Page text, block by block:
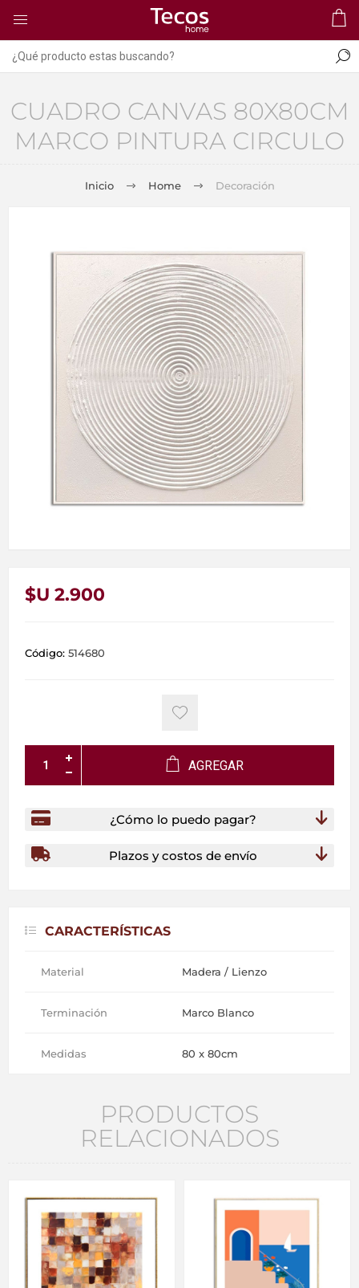
CUADRO CANVAS 80X80CM
MARCO PINTURA CIRCULO
Inicio Home Decoración
$U 2.900
Código: 514680
AGREGAR
¿Cómo lo puedo pagar?
Plazos y costos de envío
CARACTERÍSTICAS
Material Madera / Lienzo
Terminación Marco Blanco
Medidas 80 x 80cm
PRODUCTOS
RELACIONADOS